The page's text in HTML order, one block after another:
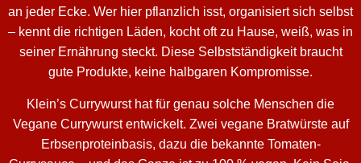
an jeder Ecke. Wer hier pflanzlich isst, organisiert sich selbst
– kennt die richtigen Läden, kocht oft zu Hause, weiß, was in
seiner Ernährung steckt. Diese Selbstständigkeit braucht
gute Produkte, keine halbgaren Kompromisse.
Klein’s Currywurst hat für genau solche Menschen die
Vegane Currywurst entwickelt. Zwei vegane Bratwürste auf
Erbsenproteinbasis, dazu die bekannte Tomaten-